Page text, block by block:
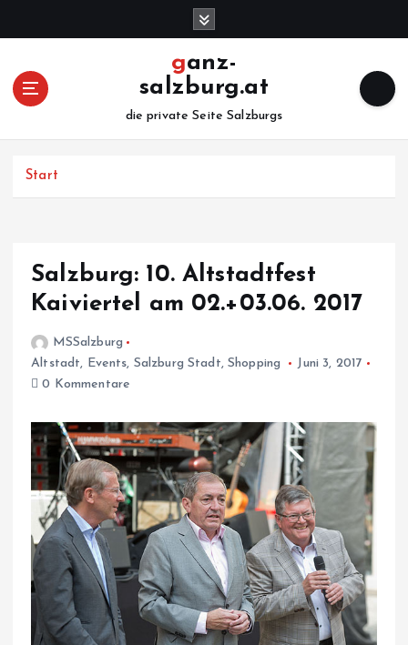
ganz-
salzburg.at
die private Seite Salzburgs
Start
Salzburg: 10. Altstadtfest
Kaiviertel am 02.+03.06. 2017
MSSalzburg
Altstadt, Events, Salzburg Stadt, Shopping
Juni 3, 2017
0 Kommentare